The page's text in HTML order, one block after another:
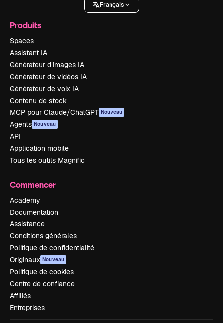
Français
Produits
Spaces
Assistant IA
Générateur d’images IA
Générateur de vidéos IA
Générateur de voix IA
Contenu de stock
MCP pour Claude/ChatGPT Nouveau
Agents Nouveau
API
Application mobile
Tous les outils Magnific
Commencer
Academy
Documentation
Assistance
Conditions générales
Politique de confidentialité
Originaux Nouveau
Politique de cookies
Centre de confiance
Affiliés
Entreprises